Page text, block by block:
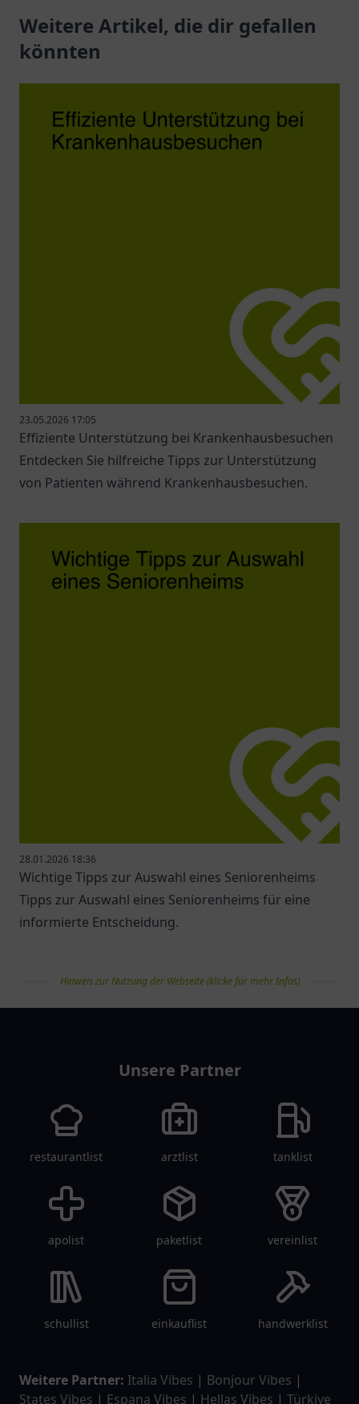
Seniorenbetreuung.
stehen – ein Ort für
geborgene
Weitere Artikel, die dir gefallen
könnten
23.05.2026 17:05
Effiziente Unterstützung bei Krankenhausbesuchen
Entdecken Sie hilfreiche Tipps zur Unterstützung
von Patienten während Krankenhausbesuchen.
28.01.2026 18:36
Wichtige Tipps zur Auswahl eines Seniorenheims
Tipps zur Auswahl eines Seniorenheims für eine
informierte Entscheidung.
Hinweis zur Nutzung der Webseite (klicke für mehr Infos)
Unsere Partner
restaurantlist arztlist tanklist
apolist paketlist vereinlist
schullist einkauflist handwerklist
Weitere Partner: Italia Vibes | Bonjour Vibes |
States Vibes | Espana Vibes | Hellas Vibes | Türkiye